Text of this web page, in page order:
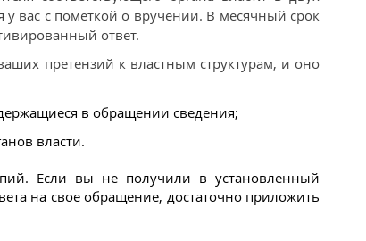
у вас с пометкой о вручении. В месячный срок
ответ.
претензий к властным структурам, и оно
в обращении сведения;
власти.
Если вы не получили в установленный
на свое обращение, достаточно приложить